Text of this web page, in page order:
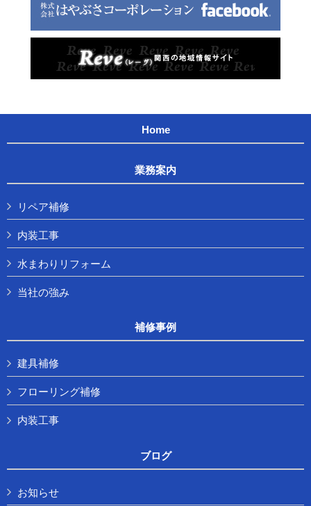
Home
業務案内
リペア補修
内装工事
水まわりリフォーム
当社の強み
補修事例
建具補修
フローリング補修
内装工事
ブログ
お知らせ